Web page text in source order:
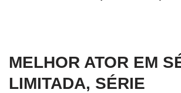
MELHOR ATOR EM
LIMITADA, SÉRIE